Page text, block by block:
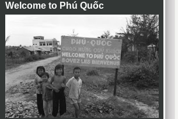
Welcome to Phú Quốc